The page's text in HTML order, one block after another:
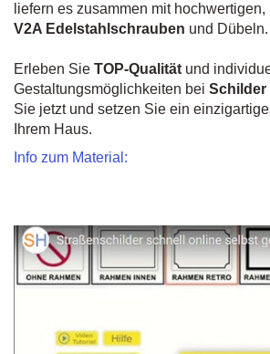
liefern es zusammen mit hochwertigen,
V2A Edelstahlschrauben und Dübeln.
Erleben Sie TOP-Qualität und
Gestaltungsmöglichkeiten bei Schilder
Sie jetzt und setzen Sie ein
Ihrem Haus.
Info zum Material: